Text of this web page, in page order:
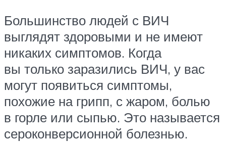
Большинство людей с ВИЧ
выглядят здоровыми и не имеют
никаких симптомов. Когда
вы только заразились ВИЧ, у вас
могут появиться симптомы,
похожие на грипп, с жаром, болью
в горле или сыпью. Это называется
сероконверсионной болезнью.